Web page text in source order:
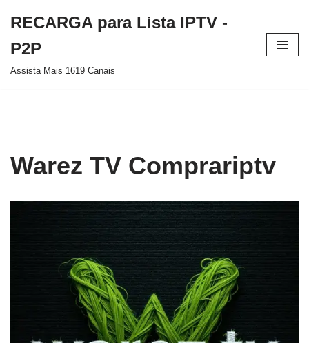
para
o
RECARGA para Lista IPTV -
P2P
Assista Mais 1619 Canais
Warez TV Comprariptv